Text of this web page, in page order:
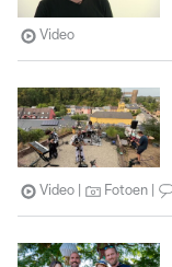
Video
Video Fotoen